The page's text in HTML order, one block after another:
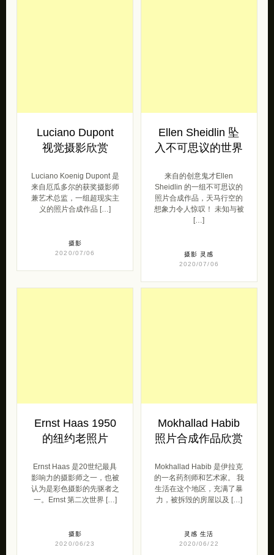
Luciano Dupont
视觉摄影欣赏
Luciano Koenig Dupont 是
来自厄瓜多尔的获奖摄影师
兼艺术总监，一组超现实主
义的照片合成作品 […]
摄影
2020/07/06
Ellen Sheidlin 坠
入不可思议的世界
来自的创意鬼才Ellen
Sheidlin 的一组不可思议的
照片合成作品，天马行空的
想象力令人惊叹！ 未知与被
[…]
摄影 灵感
2020/07/06
Ernst Haas 1950
的纽约老照片
Ernst Haas 是20世纪最具
影响力的摄影师之一，也被
认为是彩色摄影的先驱者之
一。Ernst 第二次世界 […]
摄影
2020/06/23
Mokhallad Habib
照片合成作品欣赏
Mokhallad Habib 是伊拉克
的一名药剂师和艺术家。 我
生活在这个地区，充满了暴
力，被拆毁的房屋以及 […]
灵感 生活
2020/06/22